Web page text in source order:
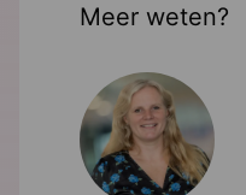
Meer weten?